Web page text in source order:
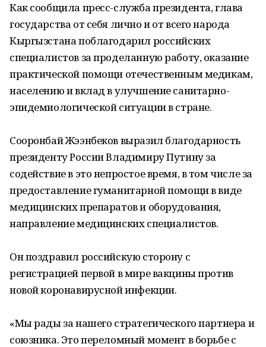
Как сообщила пресс-служба президента, глава
государства от себя лично и от всего народа
Кыргызстана поблагодарил российских
специалистов за проделанную работу, оказание
практической помощи отечественным медикам,
населению и вклад в улучшение санитарно-
эпидемиологической ситуации в стране.
Сооронбай Жээнбеков выразил благодарность
президенту России Владимиру Путину за
содействие в это непростое время, в том числе за
предоставление гуманитарной помощи в виде
медицинских препаратов и оборудования,
направление медицинских специалистов.
Он поздравил российскую сторону с
регистрацией первой в мире вакцины против
новой коронавирусной инфекции.
«Мы рады за нашего стратегического партнера и
союзника. Это переломный момент в борьбе с